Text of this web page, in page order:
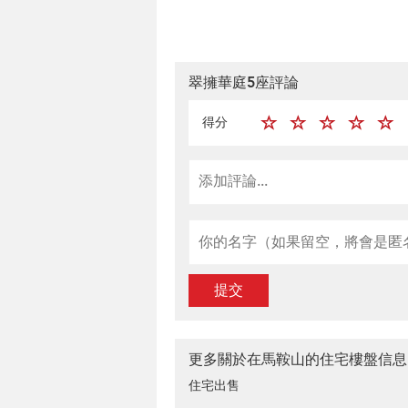
翠擁華庭5座評論
得分
提交
更多關於在馬鞍山的住宅樓盤信息
住宅出售